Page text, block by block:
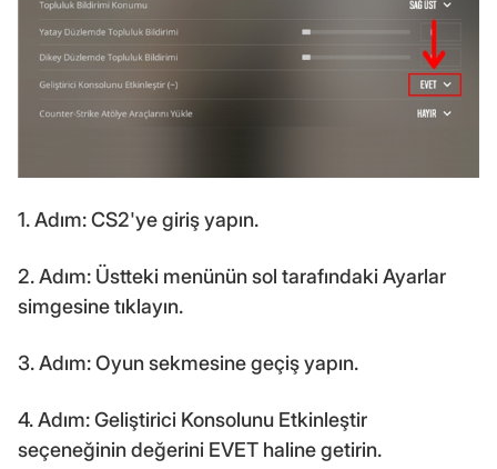
1. Adım: CS2'ye giriş yapın.
2. Adım: Üstteki menünün sol tarafındaki Ayarlar
simgesine tıklayın.
3. Adım: Oyun sekmesine geçiş yapın.
4. Adım: Geliştirici Konsolunu Etkinleştir
seçeneğinin değerini EVET haline getirin.